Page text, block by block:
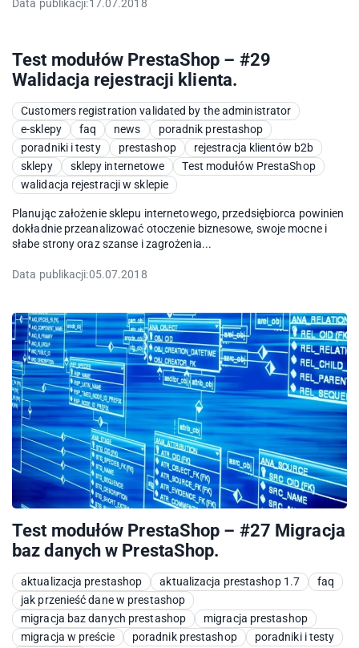
Data publikacji:17.07.2018
Test modułów PrestaShop – #29
Walidacja rejestracji klienta.
Customers registration validated by the administrator
e-sklepy
faq news
poradnik prestashop
poradniki i testy
prestashop
rejestracja klientów b2b
sklepy
sklepy internetowe
Test modułów PrestaShop
walidacja rejestracji w sklepie
Planując założenie sklepu internetowego, przedsiębiorca powinien
dokładnie przeanalizować otoczenie biznesowe, swoje mocne i
słabe strony oraz szanse i zagrożenia...
Data publikacji:05.07.2018
Test modułów PrestaShop – #27 Migracja
baz danych w PrestaShop.
aktualizacja prestashop aktualizacja prestashop 1.7
faq
jak przenieść dane w prestashop
migracja baz danych prestashop
migracja prestashop
migracja w preście
poradnik prestashop poradniki i testy